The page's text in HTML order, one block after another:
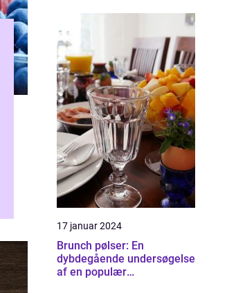
vifte af steder, der tilbyder
denne lækre måltid
17 januar 2024
Brunch pølser: En
dybdegående undersøgelse
af en populær